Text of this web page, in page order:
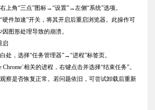
上角“三点”图标→“设置”→左侧“系统”选项。
硬件加速”开关，将其开启后重启浏览器。此操作可
图形处理导致的崩溃。
启
处，选择“任务管理器”→“进程”标签页。
Chrome`相关的进程，右键点击并选择“结束任务”。
察是否恢复正常。若问题依旧，可尝试卸载后重新